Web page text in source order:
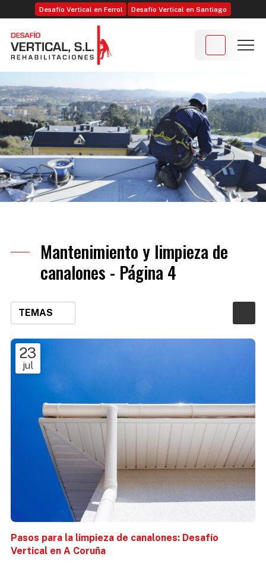
Desafío Vertical en Ferrol Desafío Vertical en Santiago
Mantenimiento y limpieza de
canalones - Página 4
TEMAS
23
jul
Pasos para la limpieza de canalones: Desafío
Vertical en A Coruña